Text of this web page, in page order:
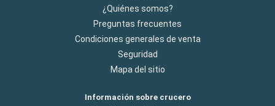
¿Quiénes somos?
Preguntas frecuentes
Condiciones generales de venta
Seguridad
Mapa del sitio
Información sobre crucero